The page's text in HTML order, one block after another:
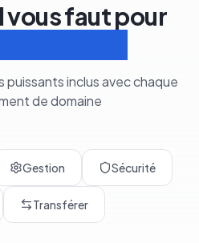
vous faut pour
inclus avec chaque
de domaine
Gestion Sécurité
Transférer